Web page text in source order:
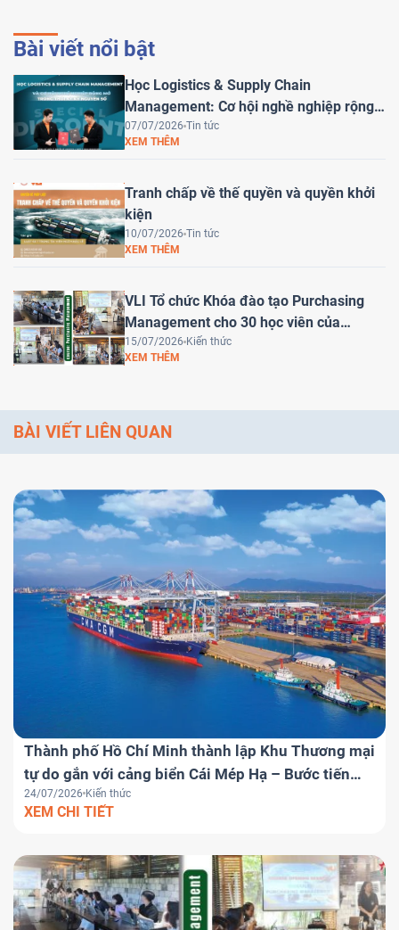
Bài viết nổi bật
Học Logistics & Supply Chain
Management: Cơ hội nghề nghiệp rộng
mở trong kỷ nguyên số
07/07/2026 Tin tức
XEM THÊM
Tranh chấp về thế quyền và quyền khởi
kiện
10/07/2026 Tin tức
XEM THÊM
VLI Tổ chức Khóa đào tạo Purchasing
Management cho 30 học viên của
HEINEKEN Việt Nam
15/07/2026 Kiến thức
XEM THÊM
BÀI VIẾT LIÊN QUAN
Thành phố Hồ Chí Minh thành lập Khu Thương mại
tự do gắn với cảng biển Cái Mép Hạ – Bước tiến
chiến lược đưa Việt Nam trở thành trung tâm
logistics khu vực
24/07/2026 Kiến thức
XEM CHI TIẾT